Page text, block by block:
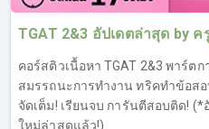
TGAT 2&3 อัปเดตล่าสุด by
คอร์สติวเนื้อหา TGAT 2&3 พาร์ต
สมรรถนะการทำงาน ทริคทำข้อส
จัดเต็ม! เรียนจบ การันตีสอบติด!
ใหม่ล่าสุดแล้ว!)